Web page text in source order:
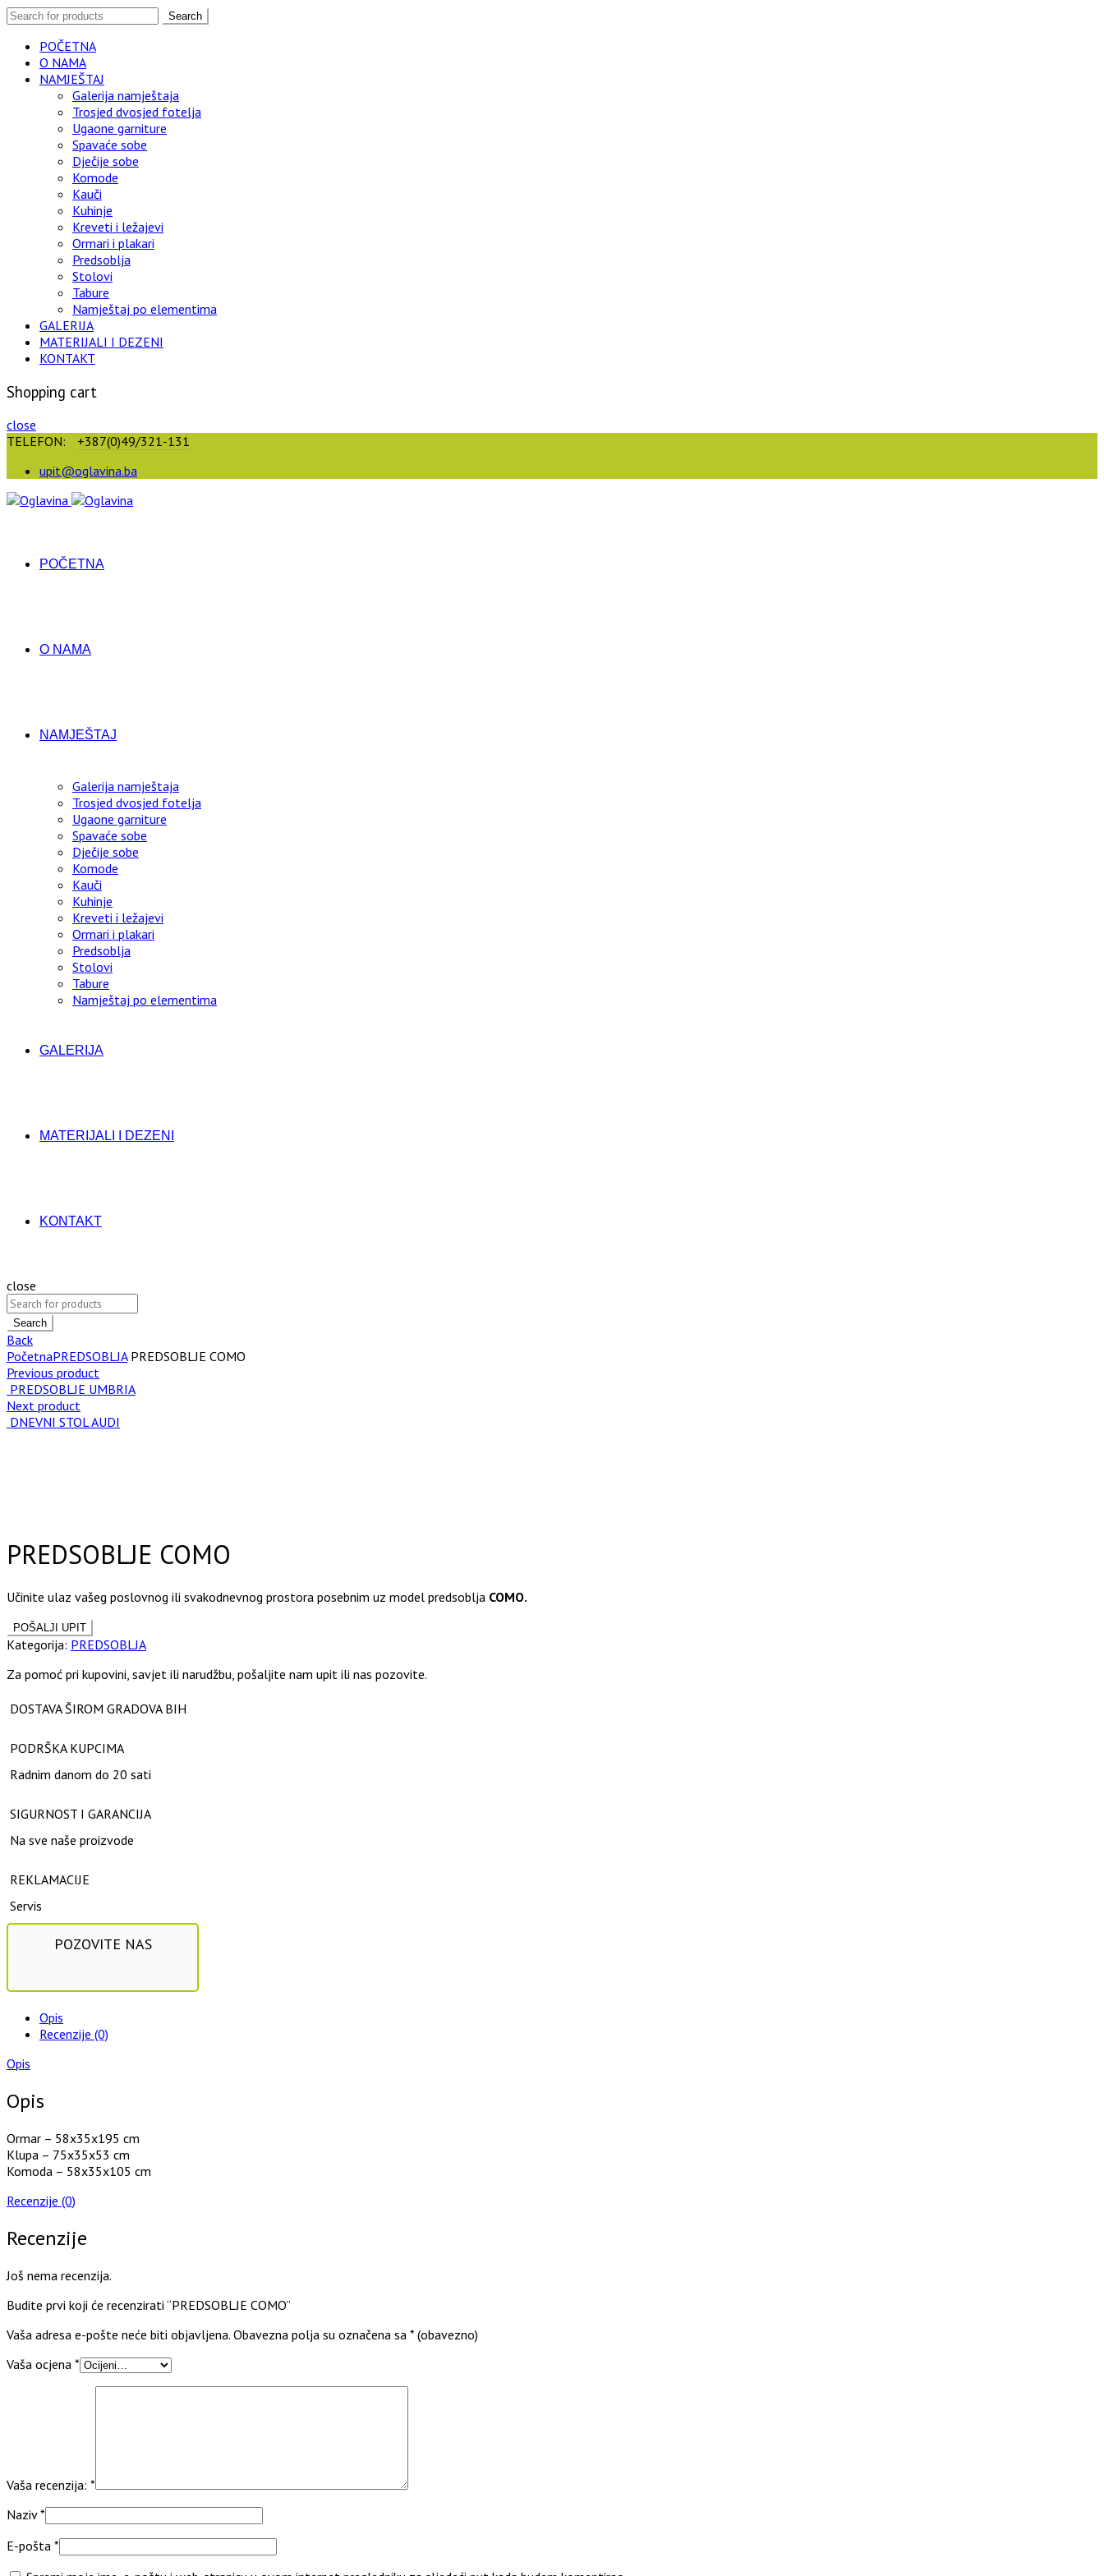
Search
POČETNA
O NAMA
NAMJEŠTAJ
Galerija namještaja
Trosjed dvosjed fotelja
Ugaone garniture
Spavaće sobe
Dječije sobe
Komode
Kauči
Kuhinje
Kreveti i ležajevi
Ormari i plakari
Predsoblja
Stolovi
Tabure
Namještaj po elementima
GALERIJA
MATERIJALI I DEZENI
KONTAKT
Shopping cart
close
TELEFON:
+387(0)49/321-131
upit@oglavina.ba
POČETNA
O NAMA
NAMJEŠTAJ
Galerija namještaja
Trosjed dvosjed fotelja
Ugaone garniture
Spavaće sobe
Dječije sobe
Komode
Kauči
Kuhinje
Kreveti i ležajevi
Ormari i plakari
Predsoblja
Stolovi
Tabure
Namještaj po elementima
GALERIJA
MATERIJALI I DEZENI
KONTAKT
close
Search
Back
PočetnaPREDSOBLJAPREDSOBLJE COMO
Previous product
PREDSOBLJE UMBRIA
Next product
DNEVNI STOL AUDI
PREDSOBLJE COMO
Učinite ulaz vašeg poslovnog ili svakodnevnog prostora posebnim uz model predsoblja COMO.
Kategorija: PREDSOBLJA
Za pomoć pri kupovini, savjet ili narudžbu, pošaljite nam upit ili nas pozovite.
DOSTAVA ŠIROM GRADOVA BIH
PODRŠKA KUPCIMA
Radnim danom do 20 sati
SIGURNOST I GARANCIJA
Na sve naše proizvode
REKLAMACIJE
Servis
POZOVITE NAS
Opis
Recenzije (0)
Opis
Opis
Ormar – 58x35x195 cm
Klupa – 75x35x53 cm
Komoda – 58x35x105 cm
Recenzije (0)
Recenzije
Još nema recenzija.
Budite prvi koji će recenzirati “PREDSOBLJE COMO”
Vaša adresa e-pošte neće biti objavljena. Obavezna polja su označena sa * (obavezno)
Vaša ocjena *
Vaša recenzija: *
Naziv*
E-pošta *